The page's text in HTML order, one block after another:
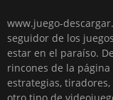
www.juego-
seguidor de los
estar en el paraíso.
rincones de la
estrategias,